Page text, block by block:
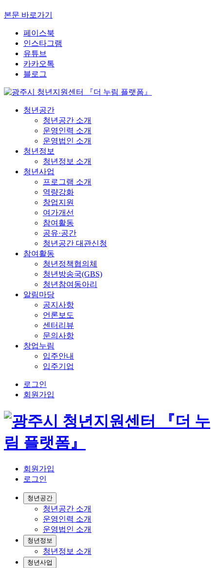
본문 바로가기
페이스북
인스타그램
유튜브
카카오톡
블로그
청년공간
청년공간 소개
운영인력 소개
운영법인 소개
청년정보
청년정보 소개
청년사업
프로그램 소개
역량강화
창업지원
여가개선
참여활동
공유·공간
청년공간 대관신청
참여활동
청년정책협의체
청년방송국(GBS)
청년참여동아리
알림마당
공지사항
언론보도
센터리뷰
문의사항
창업누림
입주안내
입주기업
로그인
회원가입
회원가입
로그인
청년공간
청년공간 소개
운영인력 소개
운영법인 소개
청년정보
청년정보 소개
청년사업